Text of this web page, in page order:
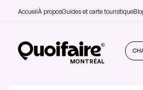
AccueilÀ proposGuides et carte touristique
MONTRÉAL